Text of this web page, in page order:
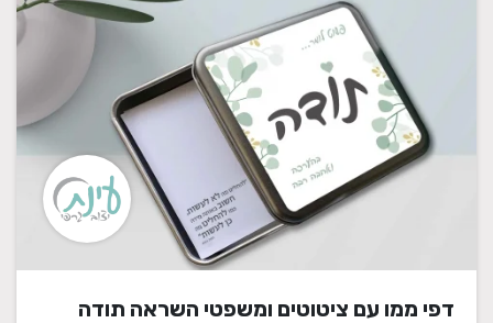
דפי ממו עם ציטוטים ומשפטי השראה תודה